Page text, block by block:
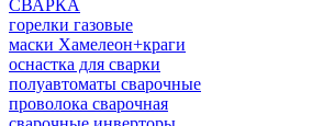
СВАРКА
горелки газовые
маски Хамелеон+краги
оснастка для сварки
полуавтоматы сварочные
проволока сварочная